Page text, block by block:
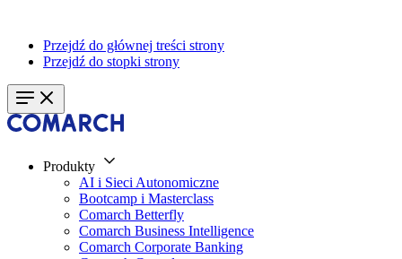
Przejdź do głównej treści strony
Przejdź do stopki strony
Produkty
AI i Sieci Autonomiczne
Bootcamp i Masterclass
Comarch Betterfly
Comarch Business Intelligence
Comarch Corporate Banking